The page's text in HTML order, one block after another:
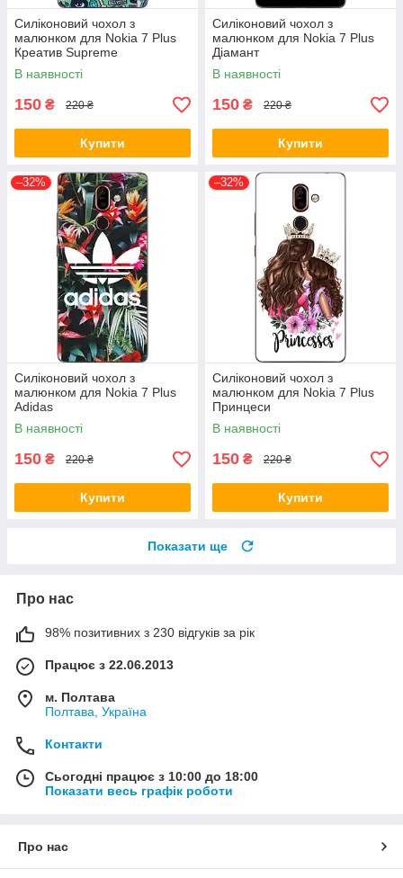
Силіконовий чохол з
малюнком для Nokia 7 Plus
Креатив Supreme
В наявності
150 ₴ 220 ₴
Купити
Силіконовий чохол з
малюнком для Nokia 7 Plus
Діамант
В наявності
150 ₴ 220 ₴
Купити
–32%
Силіконовий чохол з
малюнком для Nokia 7 Plus
Adidas
В наявності
150 ₴ 220 ₴
Купити
–32%
Силіконовий чохол з
малюнком для Nokia 7 Plus
Принцеси
В наявності
150 ₴ 220 ₴
Купити
Показати ще
Про нас
98% позитивних з 230 відгуків за рік
Працює з 22.06.2013
м. Полтава
Полтава, Україна
Контакти
Сьогодні працює з 10:00 до 18:00
Показати весь графік роботи
Про нас